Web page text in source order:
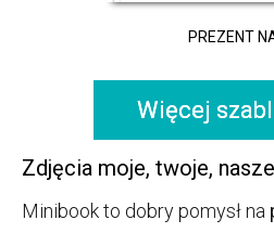
PREZENT
Więcej
Zdjęcia moje, twoje, nasze
Minibook to dobry pomysł na